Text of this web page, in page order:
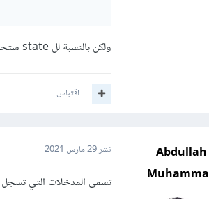
ولكن بالنسبة لل state ستحتاج لإضافة جميع عناصر ال input
اقتباس
Abdullah
نشر29 مارس 2021